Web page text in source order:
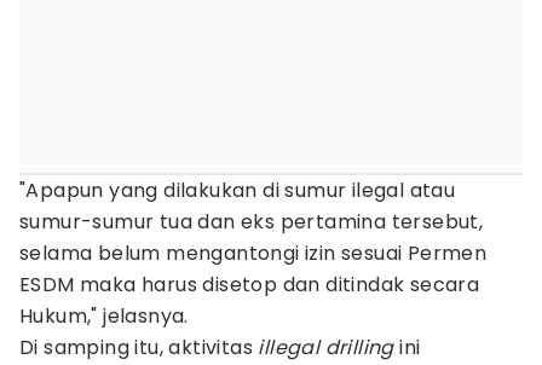
"Apapun yang dilakukan di sumur ilegal atau
sumur-sumur tua dan eks pertamina tersebut,
selama belum mengantongi izin sesuai Permen
ESDM maka harus disetop dan ditindak secara
Hukum," jelasnya.
Di samping itu, aktivitas illegal drillingini